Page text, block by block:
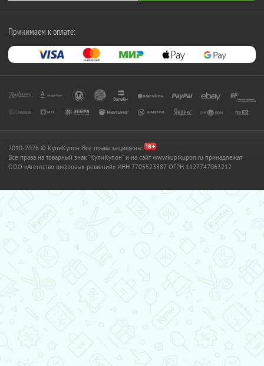
Принимаем к оплате:
2010-2026 © КупиКупон. Все права защищены.
Все права на товарный знак "КупиКупон" и на сайт www.kupikupon.ru принадлежат
OOO «Агентство цифровых решений» ИНН 7705523387, ОГРН 1127747063212